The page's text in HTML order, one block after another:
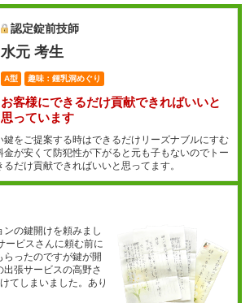
認定錠前技師
水元 考生
A型 趣味：鍾乳洞めぐり
お客様にできるだけ貢献できればいいと
思っています
鍵をご提案する時はできるだけリーズナブルにすむ
金が安くて防犯性が下がると元も子もないのでトー
だけ貢献できればいいと思ってます。
の鍵開けを頼みまし
ービスさんに頼む前に
ったのですが鍵が開
出張サービスの高野さ
てしまいました。あり